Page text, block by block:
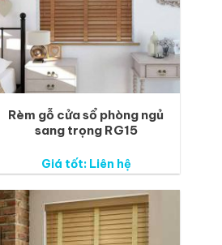
Rèm gỗ cửa sổ phòng ngủ
sang trọng RG15
Giá tốt: Liên hệ